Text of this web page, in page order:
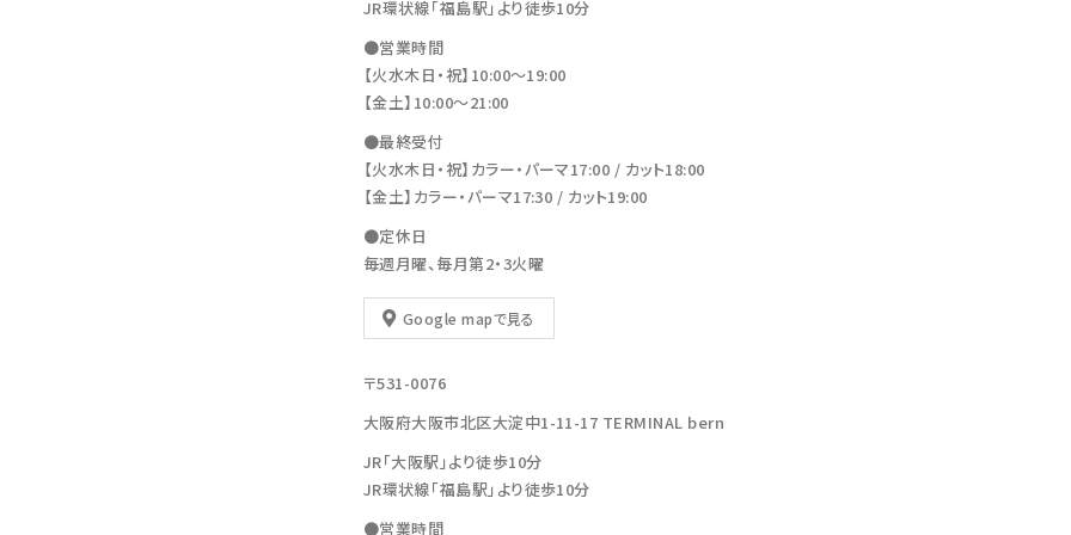
JR環状線「福島駅」より徒歩10分
●営業時間
【火水木日・祝】10:00～19:00
【金土】10:00〜21:00
●最終受付
【火水木日・祝】カラー・パーマ17:00 / カット18:00
【金土】カラー・パーマ17:30 / カット19:00
●定休日
毎週月曜、毎月第2・3火曜
Google mapで見る
〒531-0076
大阪府大阪市北区大淀中1-11-17 TERMINAL bern
JR「大阪駅」より徒歩10分
JR環状線「福島駅」より徒歩10分
●営業時間